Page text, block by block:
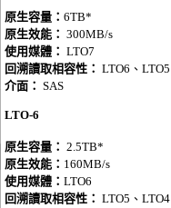
原生容量： 6TB*
原生效能： 300MB/s
使用媒體： LTO7
回溯讀取相容性： LTO6、LTO5
介面： SAS
LTO-6
原生容量： 2.5TB*
原生效能： 160MB/s
使用媒體： LTO6
回溯讀取相容性： LTO5、LTO4